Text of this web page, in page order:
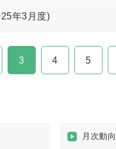
年3月度)
3 4 5
月次動向